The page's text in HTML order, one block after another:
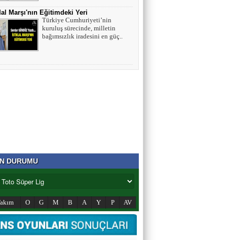
Marşı'nın Eğitimdeki Yeri
Türkiye Cumhuriyeti’nin
kuruluş sürecinde, milletin
bağımsızlık iradesini en güç..
DURUMU
O G M B A Y P AV